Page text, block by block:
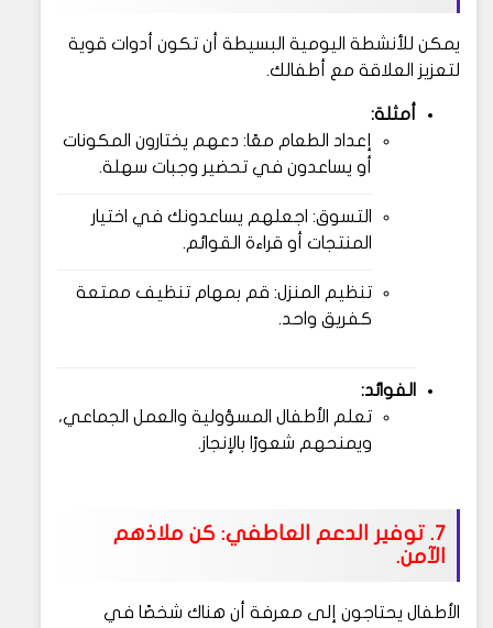
يمكن للأنشطة اليومية البسيطة أن تكون أدوات قوية
لتعزيز العلاقة مع أطفالك.
أمثلة:
إعداد الطعام معًا: دعهم يختارون المكونات
أو يساعدون في تحضير وجبات سهلة.
التسوق: اجعلهم يساعدونك في اختيار
المنتجات أو قراءة القوائم.
تنظيم المنزل: قم بمهام تنظيف ممتعة
كفريق واحد.
الفوائد:
تعلم الأطفال المسؤولية والعمل الجماعي،
ويمنحهم شعورًا بالإنجاز.
7. توفير الدعم العاطفي: كن ملاذهم
الآمن.
الأطفال يحتاجون إلى معرفة أن هناك شخصًا في